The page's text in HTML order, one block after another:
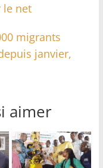
le net
migrants
janvier,
aimer